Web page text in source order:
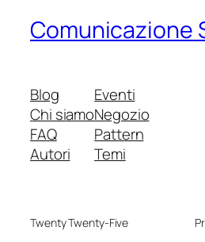
Comunicazione
Blog
Chi siamo
FAQ
Autori
Eventi
Negozio
Pattern
Temi
Twenty Twenty-Five